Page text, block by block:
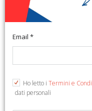
con Hello Kitty
Email *
Ho letto i Termini e
dati personali